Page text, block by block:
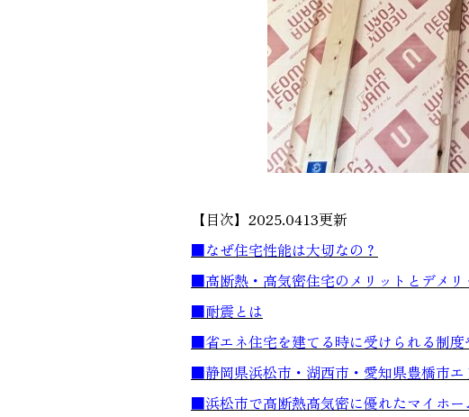
【目次】2025.0413更新
■なぜ住宅性能は大切なの？
■高断熱・高気密住宅のメリットとデメリ
■耐震とは
■省エネ住宅を建てる時に受けられる制度
■静岡県浜松市・湖西市・愛知県豊橋市エ
■浜松市で高断熱高気密に優れたマイホー